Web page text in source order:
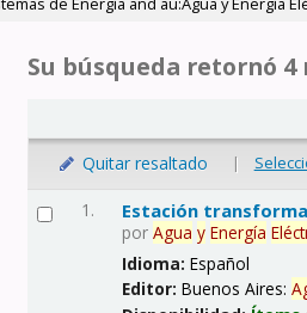
Su búsqueda retornó 4
Quitar resaltado |
1. Estación
porAgua y Energía
Idioma:Español
Editor:Buenos Aires: